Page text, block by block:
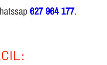
627 964 177.